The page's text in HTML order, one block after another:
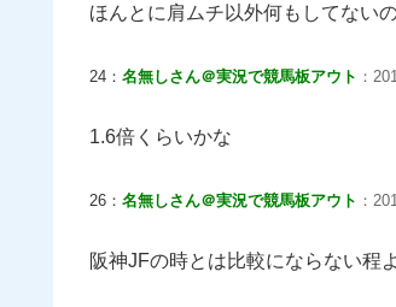
ほんとに肩ムチ以外何もしてない
24： 名無しさん＠実況で競馬板アウト ：
1.6倍くらいかな
26： 名無しさん＠実況で競馬板アウト ：
阪神JFの時とは比較にならない程